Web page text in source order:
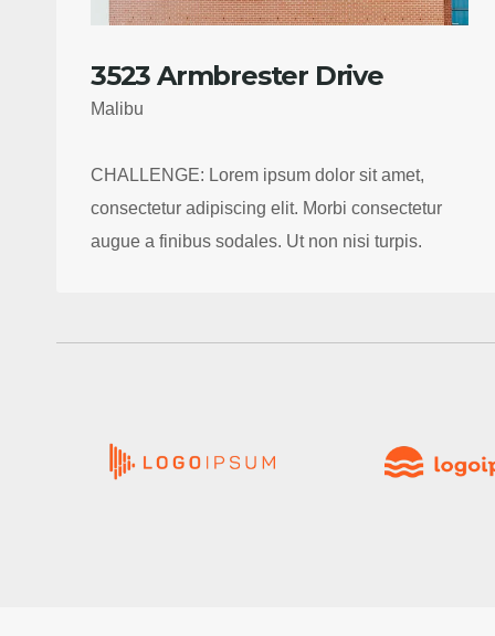
3523 Armbrester Drive
Malibu
CHALLENGE: Lorem ipsum dolor sit amet,
consectetur adipiscing elit. Morbi consectetur
augue a finibus sodales. Ut non nisi turpis.